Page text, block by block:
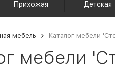
Прихожая Детская
мебель Каталог мебели
мебели